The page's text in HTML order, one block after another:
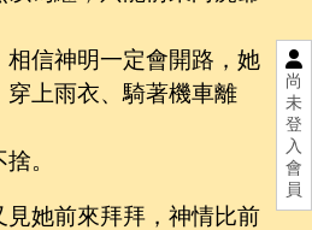
尚
未
登
入
會
員
信神明一定會開路，她
穿上雨衣、騎著機車離
。
她前來拜拜，神情比前